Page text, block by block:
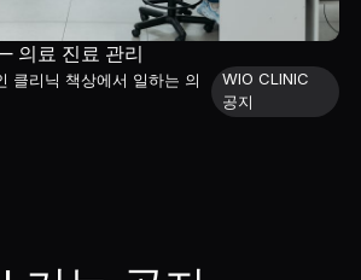
의료 진료 관리
클리닉 책상에서 일하는 의
WIO CLINIC
공지